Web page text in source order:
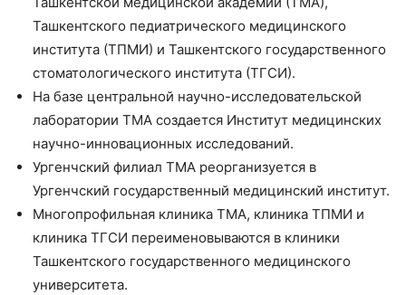
Ташкентского педиатрического медицинского
института (ТПМИ) и Ташкентского государственного
стоматологического института (ТГСИ).
На базе центральной научно-исследовательской
лаборатории ТМА создается Институт медицинских
научно-инновационных исследований.
Ургенчский филиал ТМА реорганизуется в
Ургенчский государственный медицинский институт.
Многопрофильная клиника ТМА, клиника ТПМИ и
клиника ТГСИ переименовываются в клиники
Ташкентского государственного медицинского
университета.